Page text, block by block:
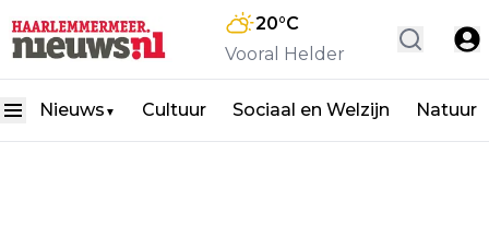
20°C
Vooral Helder
Nieuws ▼ Cultuur Sociaal en Welzijn Natuur